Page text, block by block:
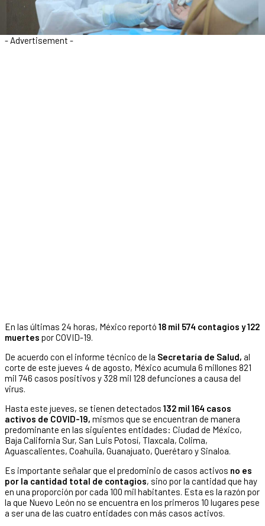
- Advertisement -
En las últimas 24 horas, México reportó 18 mil 574 contagios y 122
muertes por COVID-19.
De acuerdo con el informe técnico de la Secretaría de Salud, al
corte de este jueves 4 de agosto, México acumula 6 millones 821
mil 746 casos positivos y 328 mil 128 defunciones a causa del
virus.
Hasta este jueves, se tienen detectados 132 mil 164 casos
activos de COVID-19, mismos que se encuentran de manera
predominante en las siguientes entidades: Ciudad de México,
Baja California Sur, San Luis Potosí, Tlaxcala, Colima,
Aguascalientes, Coahuila, Guanajuato, Querétaro y Sinaloa.
Es importante señalar que el predominio de casos activos no es
por la cantidad total de contagios, sino por la cantidad que hay
en una proporción por cada 100 mil habitantes. Esta es la razón por
la que Nuevo León no se encuentra en los primeros 10 lugares pese
a ser una de las cuatro entidades con más casos activos.